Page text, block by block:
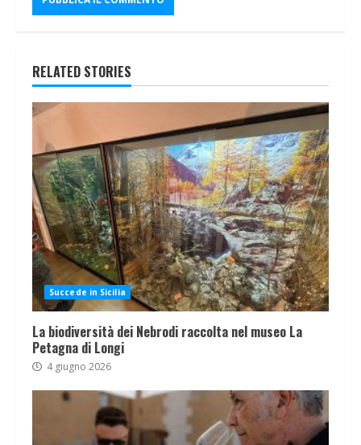
RELATED STORIES
Succede in Sicilia
La biodiversità dei Nebrodi raccolta nel museo La
Petagna di Longi
4 giugno 2026